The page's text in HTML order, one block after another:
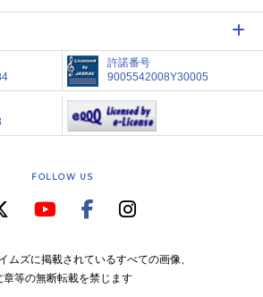
許諾番号
9005542008Y30005
FOLLOW US
ムズに掲載されているすべての画像、
章等の無断転載を禁じます